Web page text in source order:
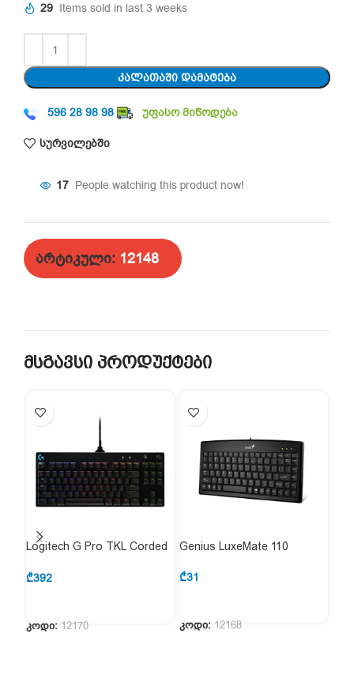
29 Items sold in last 3 weeks
ᲙᲐᲚᲐᲗᲐᲨᲘ ᲓᲐᲛᲐᲢᲔᲑᲐ
596 28 98 98 უფასო მიწოდება
სურვილებში
17 People watching this product now!
არტიკული: 12148
მსგავსი პროდუქტები
Logitech G Pro TKL Corded
₾392
კოდი: 12170
Genius LuxeMate 110
₾31
კოდი: 12168